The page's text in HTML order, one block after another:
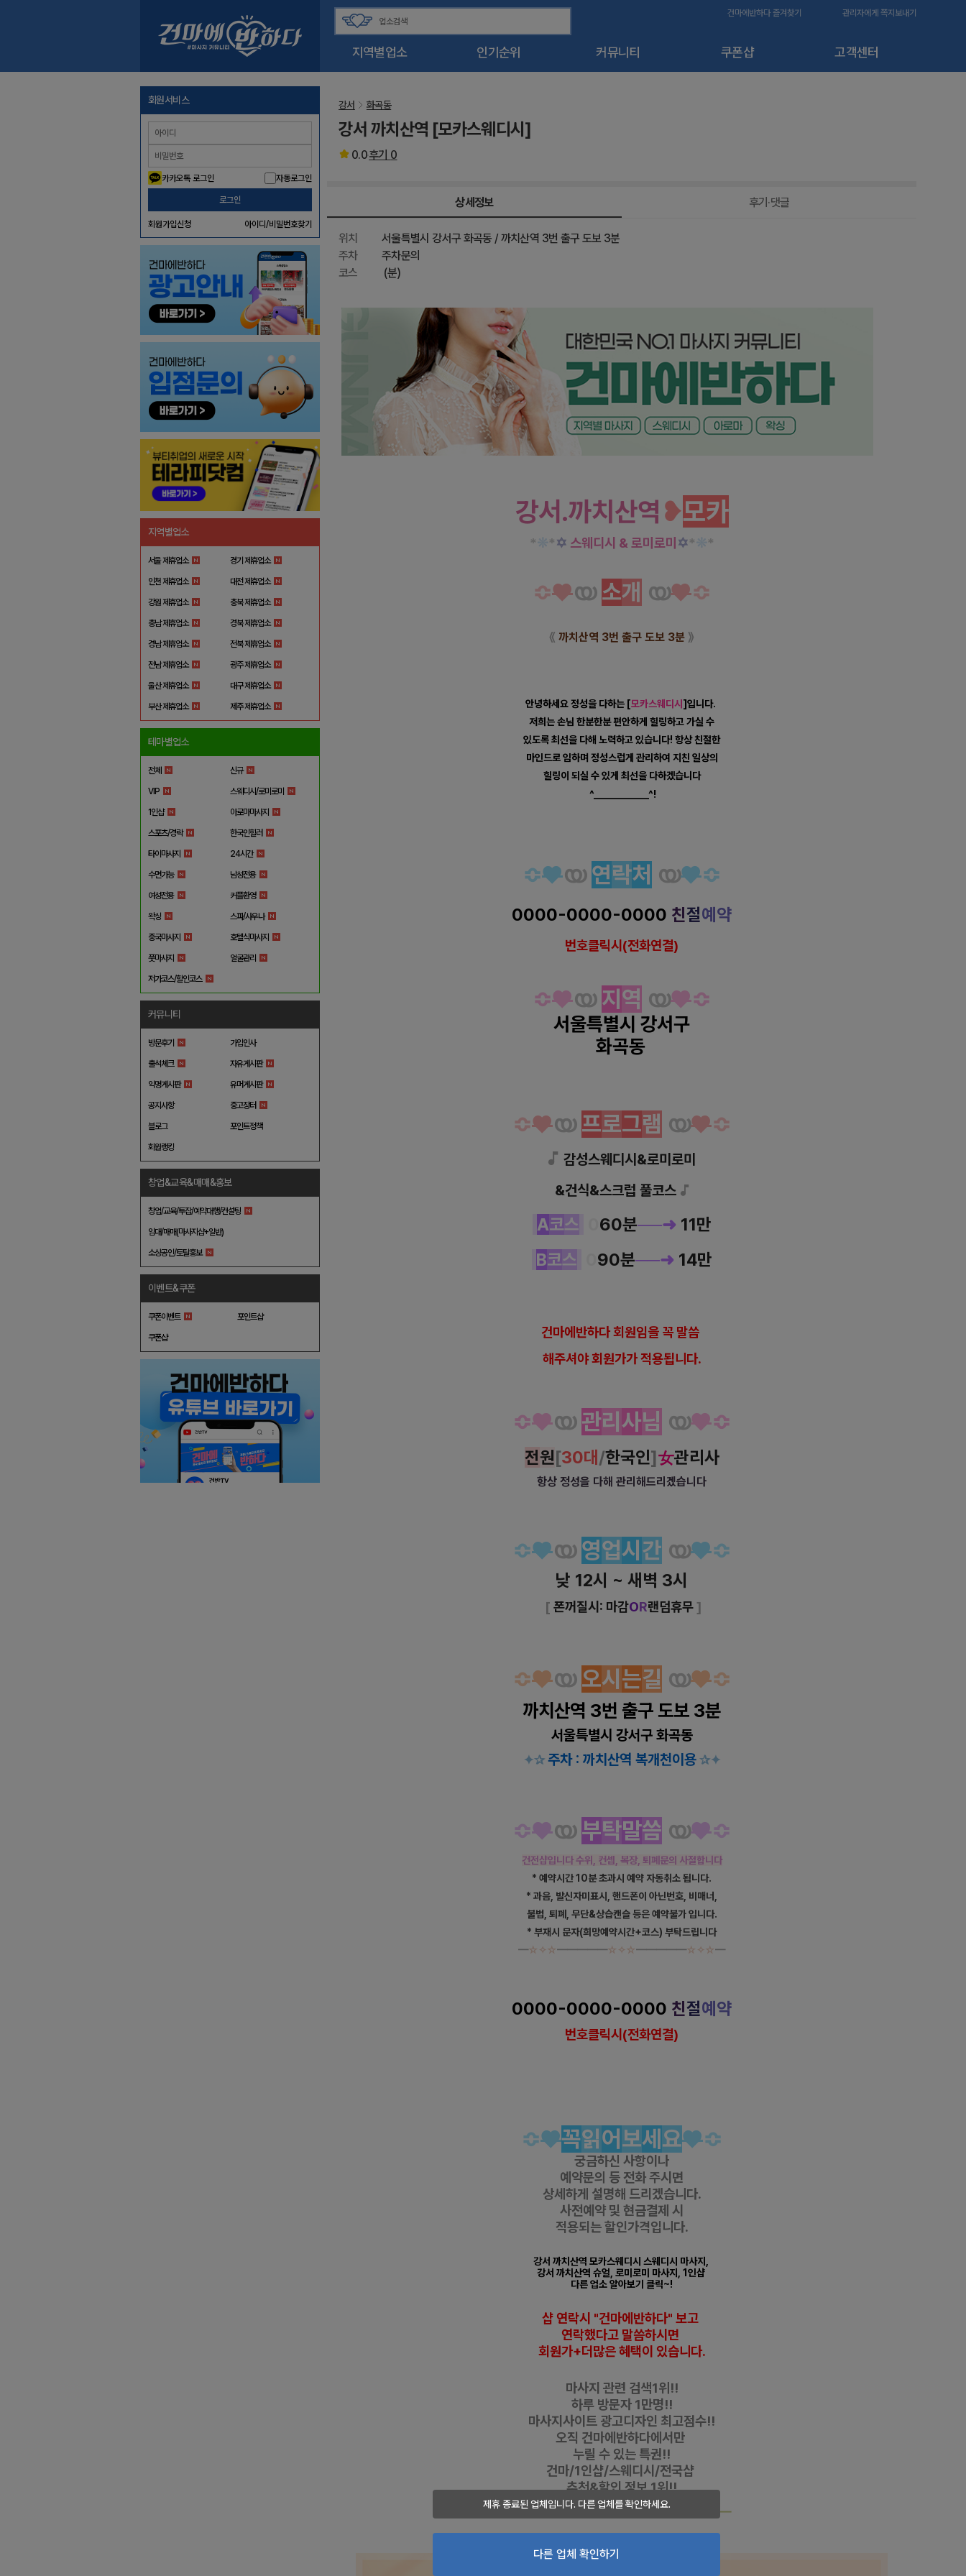
지역별업소 인기순위 커뮤니티 쿠폰샵 고객센터
건마에반하다 즐겨찾기 관리자에게 쪽지보내기
회원서비스
카카오톡 로그인 자동로그인
로그인
회원가입신청 아이디/비밀번호찾기
지역별업소
서울 제휴업소 경기 제휴업소
인천 제휴업소 대전 제휴업소
강원 제휴업소 충북 제휴업소
충남 제휴업소 경북 제휴업소
경남 제휴업소 전북 제휴업소
전남 제휴업소 광주 제휴업소
울산 제휴업소 대구 제휴업소
부산 제휴업소 제주 제휴업소
테마별업소
전체 신규
VIP 스웨디시/로미로미
1인샵 아로마마사지
스포츠/경락 한국인힐러
타이마사지 24시간
수면가능 남성전용
여성전용 커플환영
왁싱 스파/사우나
중국마사지 호텔식마사지
풋마사지 얼굴관리
저가코스/할인코스
커뮤니티
방문후기 가입인사
출석체크 자유게시판
익명게시판 유머게시판
공지사항 중고장터
블로그 포인트정책
회원랭킹
창업&교육&매매&홍보
창업/교육/투잡/예약대행/컨설팅
임대/매매(마사지샵+일반)
소상공인/토탈홍보
이벤트&쿠폰
쿠폰이벤트 포인트샵
쿠폰샵
제휴 종료된 업체입니다. 다른 업체를 확인하세요.
다른 업체 확인하기
강서 화곡동
강서 까치산역 [모카스웨디시]
0.0후기 0
상세정보 후기·댓글
위치
서울특별시 강서구 화곡동 / 까치산역 3번 출구 도보 3분
주차
주차문의
코스
(분)
강서.까치산역 ❥모카
* *✡ 스웨디시 & 로미로미✡* *
≎♥യ 소개 യ♥≎
《 까치산역 3번 출구 도보 3분 》
안녕하세요 정성을 다하는 [모카스웨디시]입니다.
저희는 손님 한분한분 편안하게 힐링하고 가실 수
있도록 최선을 다해 노력하고 있습니다! 항상 친절한
마인드로 임하며 정성스럽게 관리하여 지친 일상의
힐링이 되실 수 있게 최선을 다하겠습니다
^___________^!
≎♥യ 연락처 യ♥≎
0000-0000-0000 친절예약
번호클릭시(전화연결)
≎♥യ 지 역 യ♥≎
서울특별시 강서구
화곡동
≎♥യ 프로그램 യ♥≎
♪ 감성스웨디시&로미로미
&건식&스크럽 풀코스 ♪
A코스 60분──➜ 11만
B코스 90분──➜ 14만
건마에반하다 회원임을 꼭 말씀
해주셔야 회원가가 적용됩니다.
≎♥യ 관리 사님 യ♥≎
전원[30대/한국인]女관리사
항상 정성을 다해 관리해드리겠습니다
≎♥യ 영업시 간 യ♥≎
낮 12시 ~ 새벽 3시
[ 폰꺼질시: 마감OR랜덤휴무 ]
≎♥യ 오시 는길 യ♥≎
까치산역 3번 출구 도보 3분
서울특별시 강서구 화곡동
✦✰주차 : 까치산역 복개천이용 ✰✦
≎♥യ 부탁말씀 യ♥≎
건전샵입니다 수위, 컨셉, 복장, 퇴폐문의 사절합니다
* 예약시간 10분 초과시 예약 자동취소 됩니다.
* 과음, 발신자미표시, 핸드폰이 아닌번호, 비매너,
불법, 퇴폐, 무단&상습캔슬 등은 예약불가 입니다.
* 부재시 문자(희망예약시간+코스) 부탁드립니다
━☆✧☆━━━━━☆✧☆━━━━━☆✧☆━
0000-0000-0000 친절예약
번호클릭시(전화연결)
≎♥꼭읽어 보세 요♥≎
궁금하신 사항이나
예약문의 등 전화 주시면
상세하게 설명해 드리겠습니다.
사전예약 및 현금결제 시
적용되는 할인가격입니다.
강서 까치산역 모카스웨디시 스웨디시 마사지,
강서 까치산역 슈얼, 로미로미 마사지,
1인샵
다른 업소 알아보기 클릭~!
샵 연락시 "건마에반하다" 보고
연락했다고 말씀하시면
회원가+더많은 혜택이 있습니다.
마사지 관련 검색1위!!
하루 방문자 1만명!!
마사지사이트 광고디자인 최고점수!!
오직 건마에반하다에서만
누릴 수 있는 특권!!
건마/1인샵/스웨디시/전국샵
추천&할인 정보 1위!!
━도메인 주 소 : www.gunmalove.com ━